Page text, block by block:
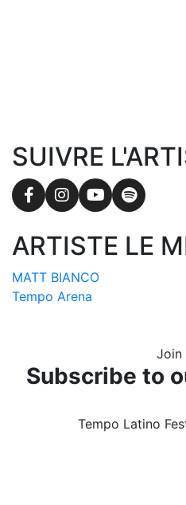
SUIVRE
Facebook
Instagram
YouTubeSpotify
ARTISTE LE
MATT BIANCO
Tempo Arena
Join
Subscribe to
Tempo Latino